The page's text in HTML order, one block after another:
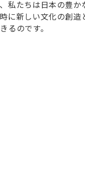
私たちは日本の豊か
に新しい文化の創造
るのです。